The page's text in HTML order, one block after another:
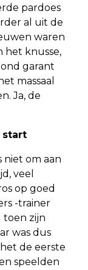
pardoes
al uit de
waren
het knusse,
garant
massaal
Ja, de
start
niet om aan
veel
op goed
-trainer
toen zijn
was dus
de eerste
speelden